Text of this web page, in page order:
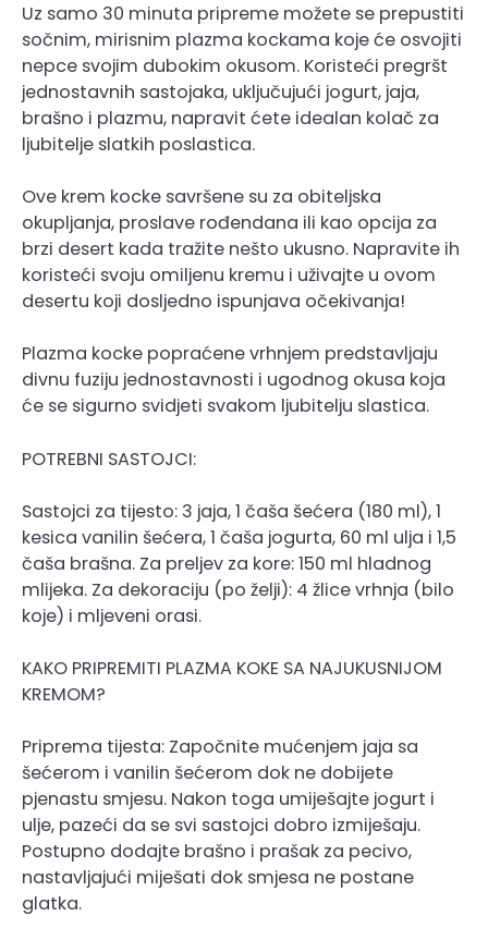
Uz samo 30 minuta pripreme možete se prepustiti
sočnim, mirisnim plazma kockama koje će osvojiti
nepce svojim dubokim okusom. Koristeći pregršt
jednostavnih sastojaka, uključujući jogurt, jaja,
brašno i plazmu, napravit ćete idealan kolač za
ljubitelje slatkih poslastica.
Ove krem ​​kocke savršene su za obiteljska
okupljanja, proslave rođendana ili kao opcija za
brzi desert kada tražite nešto ukusno. Napravite ih
koristeći svoju omiljenu kremu i uživajte u ovom
desertu koji dosljedno ispunjava očekivanja!
Plazma kocke popraćene vrhnjem predstavljaju
divnu fuziju jednostavnosti i ugodnog okusa koja
će se sigurno svidjeti svakom ljubitelju slastica.
POTREBNI SASTOJCI:
Sastojci za tijesto: 3 jaja, 1 čaša šećera (180 ml), 1
kesica vanilin šećera, 1 čaša jogurta, 60 ml ulja i 1,5
čaša brašna. Za preljev za kore: 150 ml hladnog
mlijeka. Za dekoraciju (po želji): 4 žlice vrhnja (bilo
koje) i mljeveni orasi.
KAKO PRIPREMITI PLAZMA KOKE SA NAJUKUSNIJOM
KREMOM?
Priprema tijesta: Započnite mućenjem jaja sa
šećerom i vanilin šećerom dok ne dobijete
pjenastu smjesu. Nakon toga umiješajte jogurt i
ulje, pazeći da se svi sastojci dobro izmiješaju.
Postupno dodajte brašno i prašak za pecivo,
nastavljajući miješati dok smjesa ne postane
glatka.